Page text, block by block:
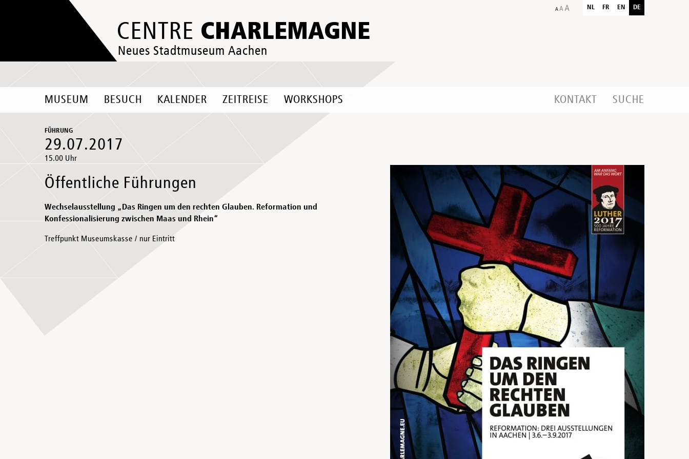
CENTRE CHARLEMAGNE
Neues Stadtmuseum Aachen
NL FR EN DE
MUSEUM BESUCH KALENDER ZEITREISE WORKSHOPS KONTAKT SUCHE
FÜHRUNG
29.07.2017
15.00 Uhr
Öffentliche Führungen
Wechselausstellung „Das Ringen um den rechten Glauben. Reformation und
Konfessionalisierung zwischen Maas und Rhein“
Treffpunkt Museumskasse / nur Eintritt